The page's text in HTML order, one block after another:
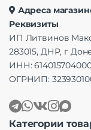
Адреса
Реквизиты
ИП Литвинов
283015, ДНР, г
ИНН:
ОГРНИП:
Категории